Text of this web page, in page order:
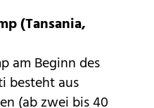
(Tansania,
am Beginn des
besteht aus
(ab zwei bis 40